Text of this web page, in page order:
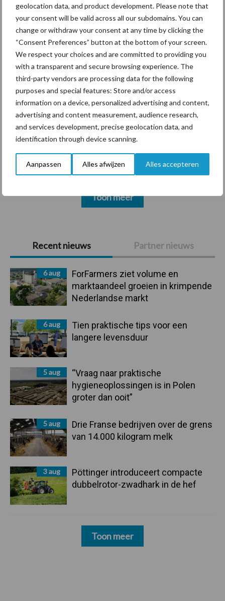
geolocation data, and product development. Please note that
your consent will be valid across all our subdomains. You can
change or withdraw your consent at any time by clicking the
“Consent Preferences” button at the bottom of your screen.
We respect your choices and are committed to providing you
with a transparent and secure browsing experience. The
third-party vendors are processing data for the following
purposes and special features: Store and/or access
information on a device, personalized advertising and content,
advertising and content measurement, audience research,
and services development, precise geolocation data, and
identification through device scanning.
Aanpassen Alles afwijzen Alles accepteren
Primaire
Sidebar
Recent nieuws Partner nieuws
6 aug
ForFarmers ziet volume en
marktaandeel groeien in krimpende
Nederlandse markt
6 aug
Tien praktische tips voor een
langere levensduur
5 aug
“Vraag naar praktische
hygieneoplossingen is in Polen
groter dan ooit”
5 aug
Drie Franse bedrijven over de grens
van 14.000 kilogram melk
3 aug
Pöttinger introduceert compacte
dubbelrotor-zwadhark in de hef
Toon meer
Themapagina's
Diergezondheid Bemesting Fokkerij
Mastitis Hittestress
Toon meer